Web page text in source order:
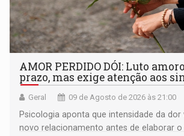
AMOR PERDIDO DÓI: Luto
prazo, mas exige atenção aos
Geral 09 de Agosto de 2026 às 21:00
Psicologia aponta que intensidade da dor
novo relacionamento antes de elaborar